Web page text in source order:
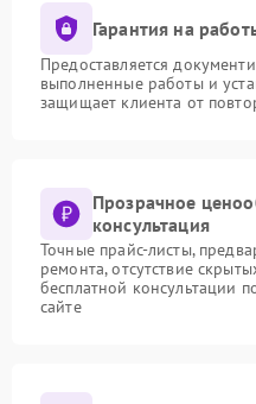
Гарантия на
Предоставляется
выполненные работы и
защищает клиента от
Прозрачное
консультация
Точные прайс-листы,
ремонта, отсутствие
бесплатной консультации
сайте